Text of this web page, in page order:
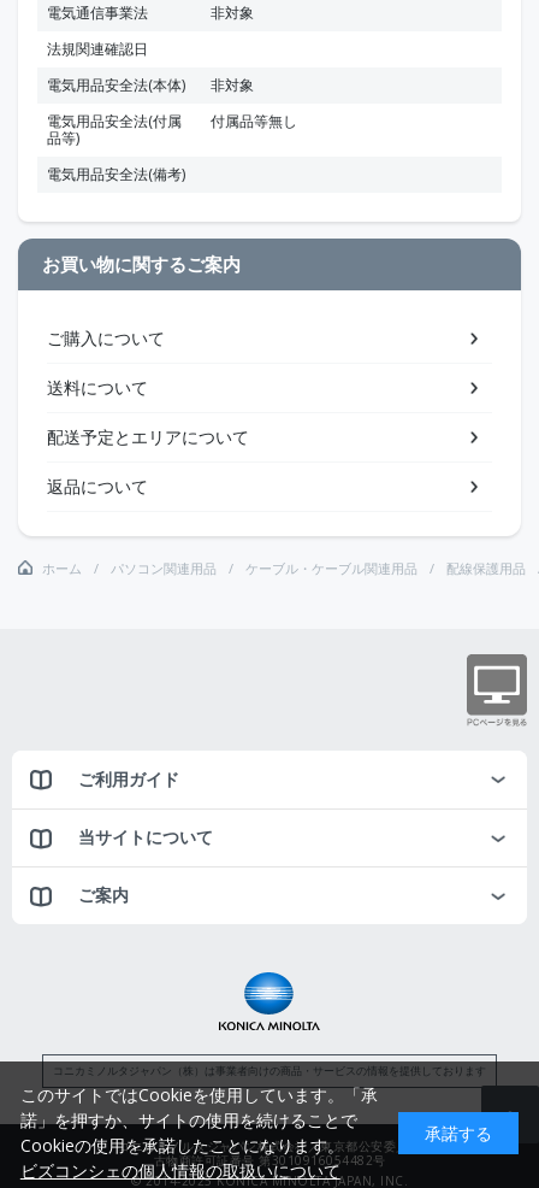
電気通信事業法
非対象
法規関連確認日
電気用品安全法(本体)
非対象
電気用品安全法(付属
品等)
付属品等無し
電気用品安全法(備考)
お買い物に関するご案内
ご購入について
送料について
配送予定とエリアについて
返品について
ホーム パソコン関連用品 ケーブル・ケーブル関連用品 配線保護用品
ご利用ガイド
当サイトについて
ご案内
コニカミノルタジャパン（株）は事業者向けの商品・サービスの情報を提供しております
コニカミノルタジャパン株式会社／東京都公安委員会
古物商許可証番号 第3010916054482号
© 2014-2025 KONICA MINOLTA JAPAN, INC.
このサイトではCookieを使用しています。「承
諾」を押すか、サイトの使用を続けることで
Cookieの使用を承諾したことになります。
ビズコンシェの個人情報の取扱いについて
承諾する